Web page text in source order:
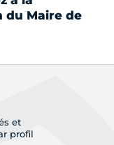
du Maire de
et
profil